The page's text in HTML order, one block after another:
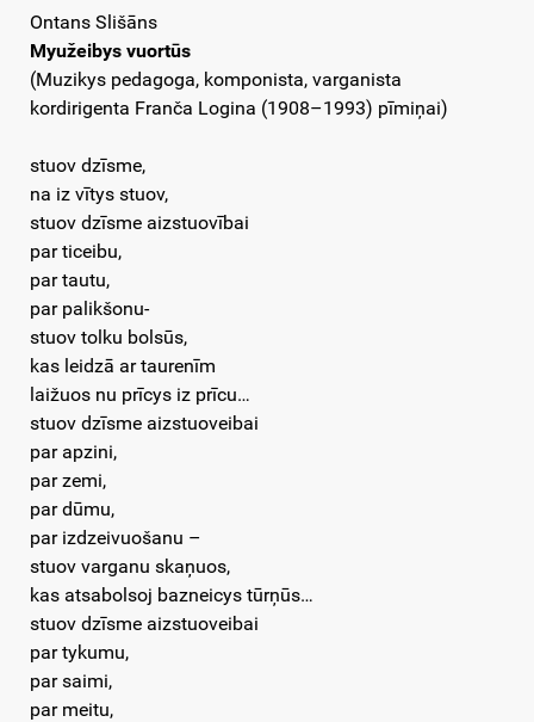
Ontans Slišāns
Myužeibys vuortūs
(Muzikys pedagoga, komponista, varganista
kordirigenta Franča Logina (1908–1993) pīmiņai)
stuov dzīsme,
na iz vītys stuov,
stuov dzīsme aizstuovībai
par ticeibu,
par tautu,
par palikšonu-
stuov tolku bolsūs,
kas leidzā ar taurenīm
laižuos nu prīcys iz prīcu…
stuov dzīsme aizstuoveibai
par apzini,
par zemi,
par dūmu,
par izdzeivuošanu –
stuov varganu skaņuos,
kas atsabolsoj bazneicys tūrņūs…
stuov dzīsme aizstuoveibai
par tykumu,
par saimi,
par meitu,